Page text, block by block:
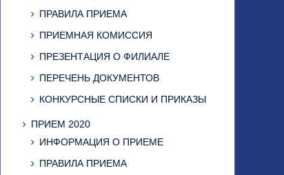
ПРАВИЛА ПРИЕМА
ПРИЕМНАЯ КОМИССИЯ
ПРЕЗЕНТАЦИЯ О ФИЛИАЛЕ
ПЕРЕЧЕНЬ ДОКУМЕНТОВ
КОНКУРСНЫЕ СПИСКИ И ПРИКАЗЫ
ПРИЕМ 2020
ИНФОРМАЦИЯ О ПРИЕМЕ
ПРАВИЛА ПРИЕМА